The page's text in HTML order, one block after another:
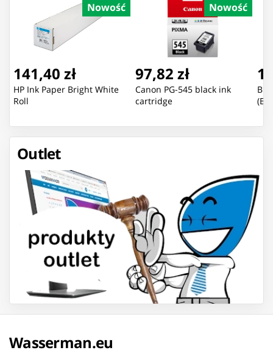
Nowość
141,40 zł
HP Ink Paper Bright White
Roll
Nowość
97,82 zł
Canon PG-545 black ink
cartridge
Outlet
Wasserman.eu